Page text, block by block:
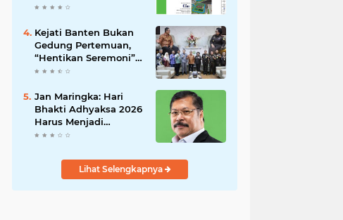
Untuk Menghentikan
Alun-Alun
Kejati Banten Bukan
Gedung Pertemuan,
“Hentikan Seremoni”
Fokus Tuntaskan
Jan Maringka: Hari
Bhakti Adhyaksa 2026
Harus Menjadi
Momentum Reformasi
Lihat Selengkapnya